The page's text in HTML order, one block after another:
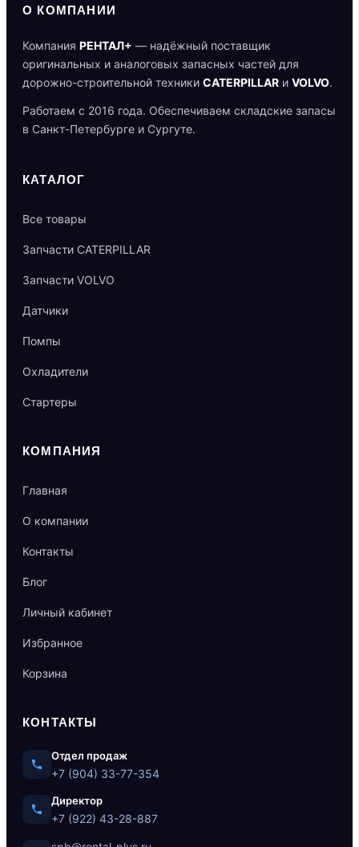
О КОМПАНИИ
Компания РЕНТАЛ+ — надёжный поставщик
оригинальных и аналоговых запасных частей для
дорожно-строительной техники CATERPILLAR и VOLVO.
Работаем с 2016 года. Обеспечиваем складские запасы
в Санкт-Петербурге и Сургуте.
КАТАЛОГ
Все товары
Запчасти CATERPILLAR
Запчасти VOLVO
Датчики
Помпы
Охладители
Стартеры
КОМПАНИЯ
Главная
О компании
Контакты
Блог
Личный кабинет
Избранное
Корзина
КОНТАКТЫ
Отдел продаж
+7 (904) 33-77-354
Директор
+7 (922) 43-28-887